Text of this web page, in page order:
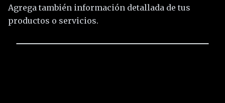
Agrega también información detallada de tus
productos o servicios.